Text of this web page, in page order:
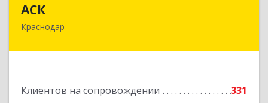
АСК
Краснодар
Клиентов на сопровождении
331
350900, Краснодарский край, Краснодар г,